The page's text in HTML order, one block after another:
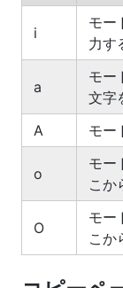
i
モー
力す
a
モー
文字
A
モー
o
モー
こか
O
モー
こか